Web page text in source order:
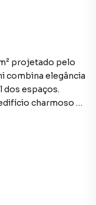
projetado pelo
combina elegância
dos espaços.
charmoso de
do imóvel: Hall
com
refinada com